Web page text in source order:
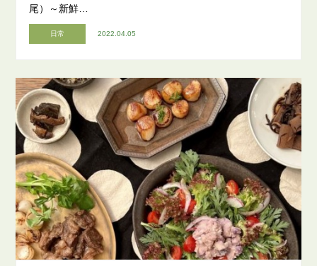
尾）～新鮮…
日常 2022.04.05